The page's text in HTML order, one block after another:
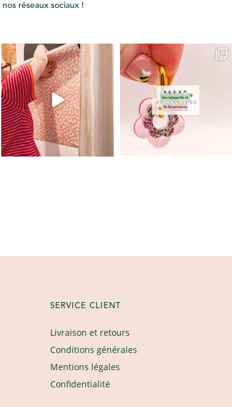
réseaux sociaux !
SERVICE CLIENT
Livraison et retours
Conditions générales
Mentions légales
Confidentialité